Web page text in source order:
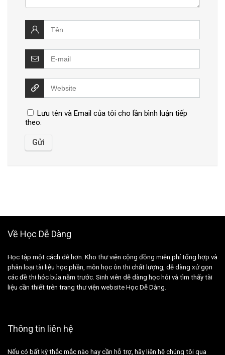
Lưu tên và Email của tôi cho lần bình luận tiếp
theo.
Về Học Dễ Dàng
Học tập một cách dễ hơn. Kho thư viện cộng đồng miễn phí tổng hợp và
phân loại tài liệu học phần, môn học ôn thi chất lượng, dễ dàng xử gọn
các đề thi hóc búa năm trước. Sinh viên dễ dàng học hỏi và tìm thấy tài
liệu cần thiết trên trang thư viện website Học Dễ Dàng.
Thông tin liên hệ
Nếu có bất kỳ thắc mắc nào hay cần hỗ trợ, hãy liên hệ chúng tôi qua